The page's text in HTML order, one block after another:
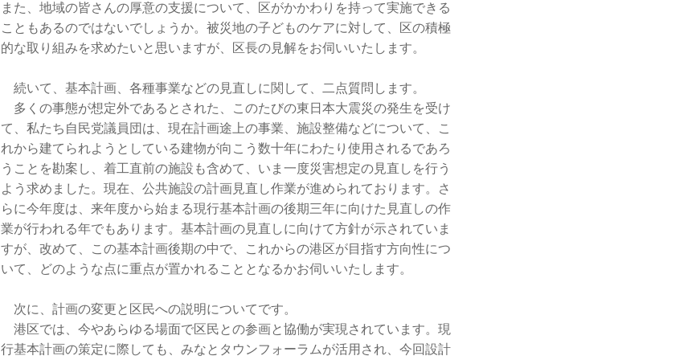
また、地域の皆さんの厚意の支援について、区がかかわりを持って実施できる
こともあるのではないでしょうか。被災地の子どものケアに対して、区の積極
的な取り組みを求めたいと思いますが、区長の見解をお伺いいたします。
続いて、基本計画、各種事業などの見直しに関して、二点質問します。
多くの事態が想定外であるとされた、このたびの東日本大震災の発生を受け
て、私たち自民党議員団は、現在計画途上の事業、施設整備などについて、こ
れから建てられようとしている建物が向こう数十年にわたり使用されるであろ
うことを勘案し、着工直前の施設も含めて、いま一度災害想定の見直しを行う
よう求めました。現在、公共施設の計画見直し作業が進められております。さ
らに今年度は、来年度から始まる現行基本計画の後期三年に向けた見直しの作
業が行われる年でもあります。基本計画の見直しに向けて方針が示されていま
すが、改めて、この基本計画後期の中で、これからの港区が目指す方向性につ
いて、どのような点に重点が置かれることとなるかお伺いいたします。
次に、計画の変更と区民への説明についてです。
港区では、今やあらゆる場面で区民との参画と協働が実現されています。現
行基本計画の策定に際しても、みなとタウンフォーラムが活用され、今回設計